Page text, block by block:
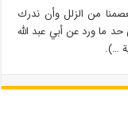
من الزلل وأن ندرك
حد ما ورد عن أبي عبد الله
…).